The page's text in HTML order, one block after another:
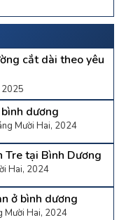
cắt dài theo yêu
2025
dương
Mười Hai, 2024
Tre tại Bình Dương
Hai, 2024
ở bình dương
Mười Hai, 2024